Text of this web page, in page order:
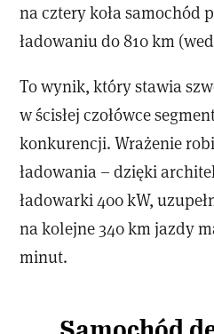
na cztery koła samochód
ładowaniu do 810 km
To wynik, który stawia
w ścisłej czołówce
konkurencji. Wrażenie
ładowania – dzięki
ładowarki 400 kW,
na kolejne 340 km jazdy
minut.